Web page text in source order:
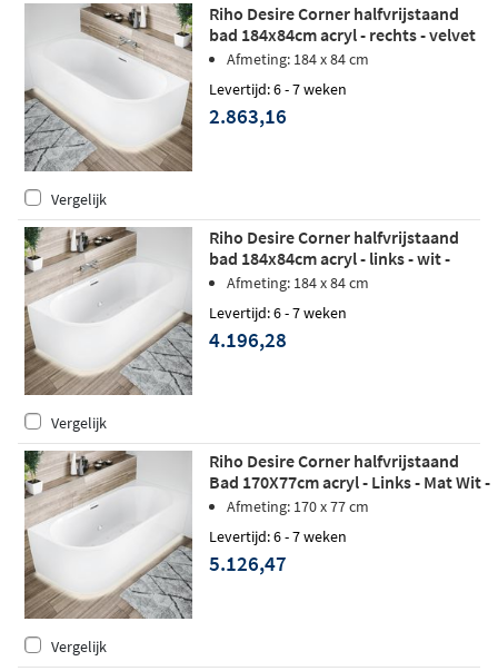
Riho Desire Corner halfvrijstaand
bad 184x84cm acryl - rechts - velvet
wit - LED verlichting
Afmeting: 184 x 84 cm
Levertijd: 6 - 7 weken
2.863,16
Vergelijk
Riho Desire Corner halfvrijstaand
bad 184x84cm acryl - links - wit -
Sparkle Mood - LED verlichting
Afmeting: 184 x 84 cm
Levertijd: 6 - 7 weken
4.196,28
Vergelijk
Riho Desire Corner halfvrijstaand
Bad 170X77cm acryl - Links - Mat Wit -
Sparkle Mood - Fall - LED verlichting
Afmeting: 170 x 77 cm
Levertijd: 6 - 7 weken
5.126,47
Vergelijk